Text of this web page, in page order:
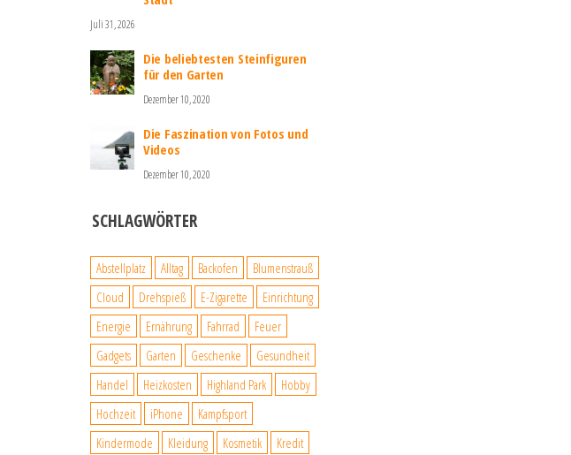
Juli 31, 2026
Die beliebtesten Steinfiguren
für den Garten
Dezember 10, 2020
Die Faszination von Fotos und
Videos
Dezember 10, 2020
SCHLAGWÖRTER
Abstellplatz Alltag Backofen
Blumenstrauß
Cloud
Drehspieß E-Zigarette
Einrichtung
Energie
Ernährung Fahrrad
Feuer
Gadgets
Garten Geschenke
Gesundheit
Handel
Heizkosten Highland Park
Hobby
Hochzeit
iPhone
Kampfsport
Kindermode
Kleidung Kosmetik Kredit